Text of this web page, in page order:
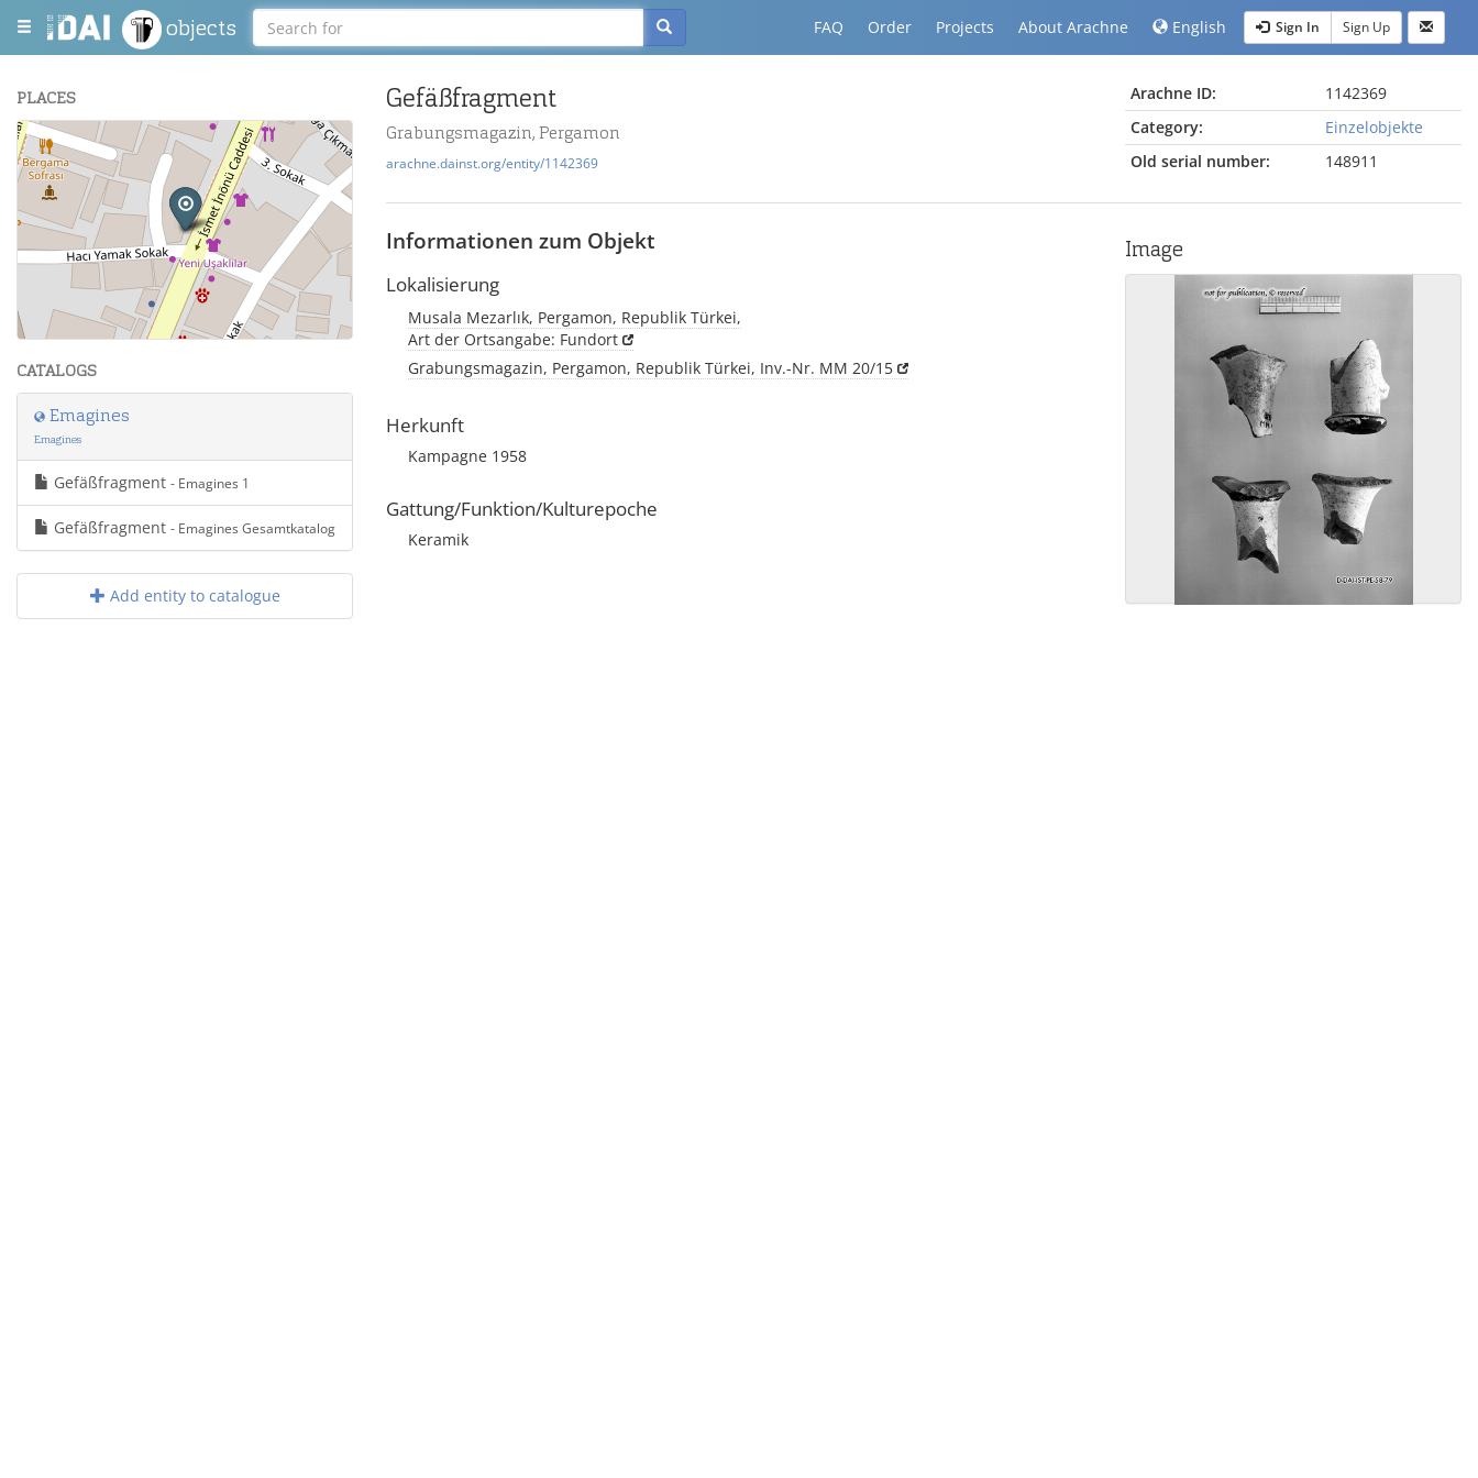
objects FAQ Order Projects About Arachne English Sign In Sign Up
PLACES
+
−
Leaflet| Maps and Data © OpenStreetMap.
CATALOGS
Emagines
Emagines
Gefäßfragment - Emagines 1
Gefäßfragment - Emagines Gesamtkatalog
Add entity to catalogue
Gefäßfragment
Grabungsmagazin, Pergamon
arachne.dainst.org/entity/1142369
Arachne ID:
1142369
Category:
Einzelobjekte
Old serial number:
148911
Informationen zum Objekt
Lokalisierung
Musala Mezarlık, Pergamon, Republik Türkei,
Art der Ortsangabe: Fundort
Grabungsmagazin, Pergamon, Republik Türkei, Inv.-Nr. MM 20/15
Herkunft
Kampagne 1958
Gattung/Funktion/Kulturepoche
Keramik
Image